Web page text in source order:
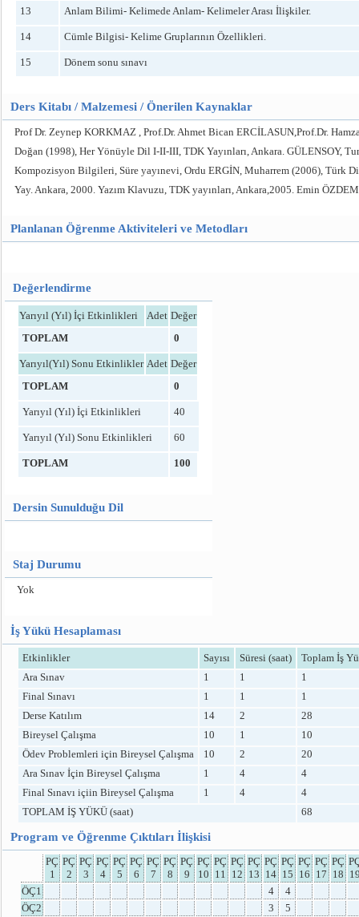
13 Anlam Bilimi- Kelimede Anlam- Kelimeler Arası İlişkiler.
14 Cümle Bilgisi- Kelime Gruplarının Özellikleri.
15 Dönem sonu sınavı
Ders Kitabı / Malzemesi / Önerilen Kaynaklar
Prof Dr. Zeynep KORKMAZ , Prof.Dr. Ahmet Bican ERCİLASUN,Prof.Dr.
Doğan (1998), Her Yönüyle Dil I-II-III, TDK Yayınları, Ankara. GÜLENSOY,
Kompozisyon Bilgileri, Süre yayınevi, Ordu ERGİN, Muharrem (2006), Türk
Yay. Ankara, 2000. Yazım Klavuzu, TDK yayınları, Ankara,2005. Emin
Planlanan Öğrenme Aktiviteleri ve Metodları
Değerlendirme
Yarıyıl (Yıl) İçi Etkinlikleri Adet Değer
TOPLAM
0
Yarıyıl(Yıl) Sonu Etkinlikler Adet Değer
TOPLAM
0
Yarıyıl (Yıl) İçi Etkinlikleri 40
Yarıyıl (Yıl) Sonu Etkinlikleri 60
TOPLAM 100
Dersin Sunulduğu Dil
Staj Durumu
Yok
İş Yükü Hesaplaması
Etkinlikler Sayısı Süresi (saat)
Toplam İş
Ara Sınav
1 1
1
Final Sınavı
1 1
1
Derse Katılım
14 2
28
Bireysel Çalışma
10 1
10
Ödev Problemleri için Bireysel Çalışma
10 2
20
Ara Sınav İçin Bireysel Çalışma
1 4
4
Final Sınavı içiin Bireysel Çalışma
1 4
4
TOPLAM İŞ YÜKÜ (saat)
68
Program ve Öğrenme Çıktıları İlişkisi
PÇ
1
PÇ
2
PÇ
3
PÇ
4
PÇ
5
PÇ
6
PÇ
7
PÇ
8
PÇ
9
PÇ
10
PÇ
11
PÇ
12
PÇ
13
PÇ
14
PÇ
15
PÇ
16
PÇ
17
PÇ
18
ÖÇ1
4
4
ÖÇ2
3 5